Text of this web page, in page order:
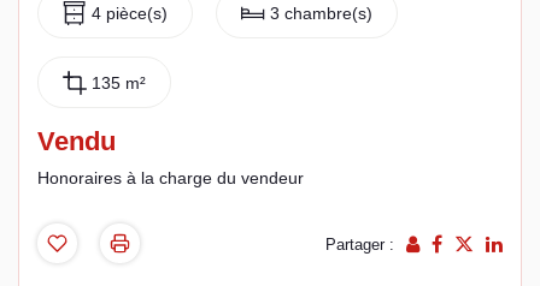
4 pièce(s) 3 chambre(s)
135 m²
Vendu
Honoraires à la charge du vendeur
Partager :